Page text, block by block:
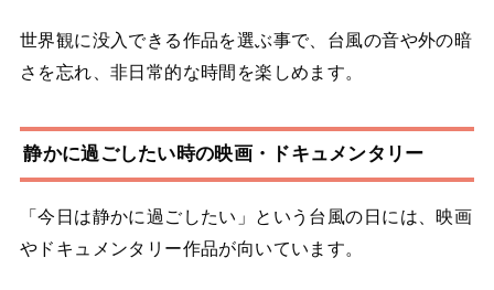
世界観に没入できる作品を選ぶ事で、台風の音や外の暗
さを忘れ、非日常的な時間を楽しめます。
静かに過ごしたい時の映画・ドキュメンタリー
「今日は静かに過ごしたい」という台風の日には、映画
やドキュメンタリー作品が向いています。